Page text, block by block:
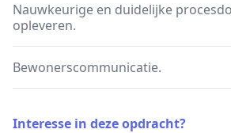
Nauwkeurige en duidelijke
opleveren.
Bewonerscommunicatie.
Interesse in deze opdracht?